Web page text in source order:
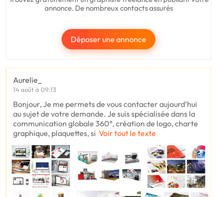
annonce. De nombreux contacts assurés
Déposer une annonce
Aurelie_
14 août à 09:13
Bonjour, Je me permets de vous contacter aujourd’hui
au sujet de votre demande. Je suis spécialisée dans la
communication globale 360°, création de logo, charte
graphique, plaquettes, si Voir tout le texte